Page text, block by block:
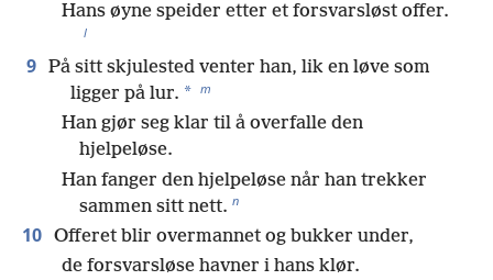
Hans øyne speider etter et forsvarsløst offer.
l
9 På sitt skjulested venter han, lik en løve som
ligger på lur. * m
Han gjør seg klar til å overfalle den
hjelpeløse.
Han fanger den hjelpeløse når han trekker
sammen sitt nett. n
10 Offeret blir overmannet og bukker under,
de forsvarsløse havner i hans klør.